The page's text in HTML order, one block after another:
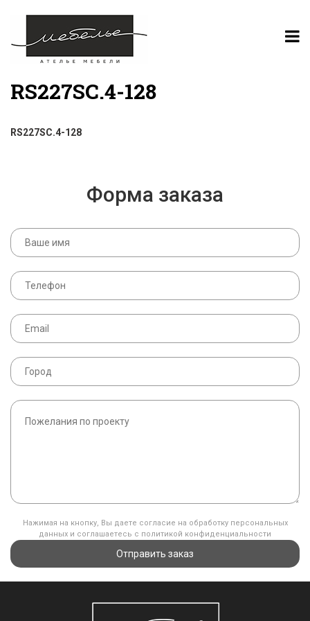
RS227SC.4-128
RS227SC.4-128
Форма заказа
Нажимая на кнопку, Вы даете согласие на обработку персональных
данных и соглашаетесь с политикой конфиденциальности
Отправить заказ